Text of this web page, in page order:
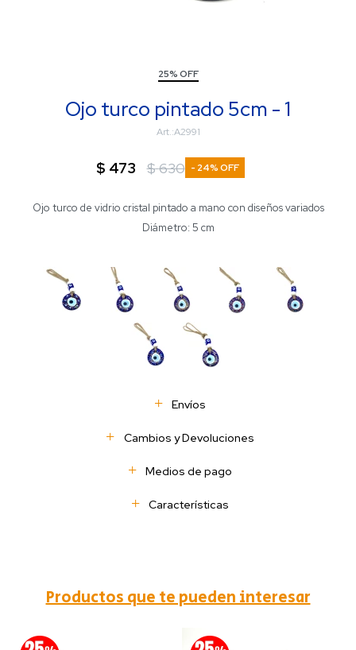
25% OFF
Ojo turco pintado 5cm - 1
A2991
$ 473 $630 24
Ojo turco de vidrio cristal pintado a mano con diseños variados
Diámetro: 5 cm
Envíos
Cambios y Devoluciones
Medios de pago
Características
Productos que te pueden interesar